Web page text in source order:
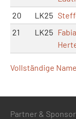
20 LK25
21
LK25
Vollständige
Partner &